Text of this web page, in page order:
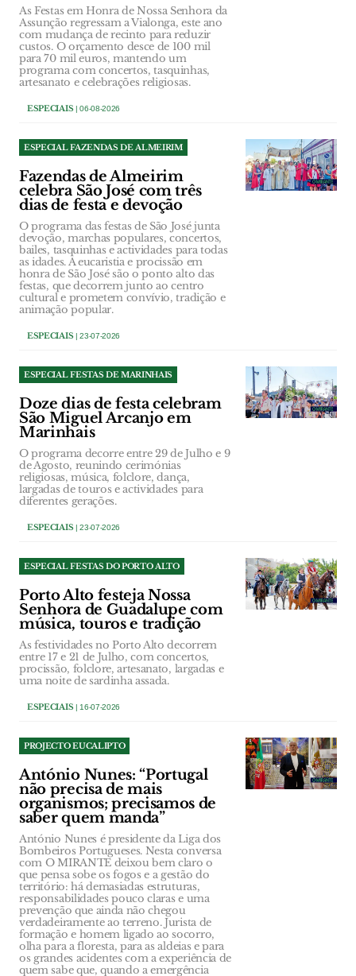
As Festas em Honra de Nossa Senhora da
Assunção regressam a Vialonga, este ano
com mudança de recinto para reduzir
custos. O orçamento desce de 100 mil
para 70 mil euros, mantendo um
programa com concertos, tasquinhas,
artesanato e celebrações religiosas.
ESPECIAIS| 06-08-2026
ESPECIAL FAZENDAS DE ALMEIRIM
Fazendas de Almeirim
celebra São José com três
dias de festa e devoção
O programa das festas de São José junta
devoção, marchas populares, concertos,
bailes, tasquinhas e actividades para todas
as idades. A eucaristia e procissão em
honra de São José são o ponto alto das
festas, que decorrem junto ao centro
cultural e prometem convívio, tradição e
animação popular.
ESPECIAIS| 23-07-2026
ESPECIAL FESTAS DE MARINHAIS
Doze dias de festa celebram
São Miguel Arcanjo em
Marinhais
O programa decorre entre 29 de Julho e 9
de Agosto, reunindo cerimónias
religiosas, música, folclore, dança,
largadas de touros e actividades para
diferentes gerações.
ESPECIAIS| 23-07-2026
ESPECIAL FESTAS DO PORTO ALTO
Porto Alto festeja Nossa
Senhora de Guadalupe com
música, touros e tradição
As festividades no Porto Alto decorrem
entre 17 e 21 de Julho, com concertos,
procissão, folclore, artesanato, largadas e
uma noite de sardinha assada.
ESPECIAIS| 16-07-2026
PROJECTO EUCALIPTO
António Nunes: “Portugal
não precisa de mais
organismos; precisamos de
saber quem manda”
António Nunes é presidente da Liga dos
Bombeiros Portugueses. Nesta conversa
com O MIRANTE deixou bem claro o
que pensa sobe os fogos e a gestão do
território: há demasiadas estruturas,
responsabilidades pouco claras e uma
prevenção que ainda não chegou
verdadeiramente ao terreno. Jurista de
formação e homem ligado ao socorro,
olha para a floresta, para as aldeias e para
os grandes acidentes com a experiência de
quem sabe que, quando a emergência